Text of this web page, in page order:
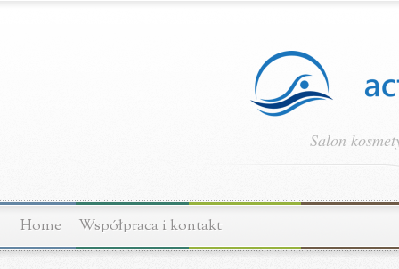
Salon
Home Współpraca i kontakt